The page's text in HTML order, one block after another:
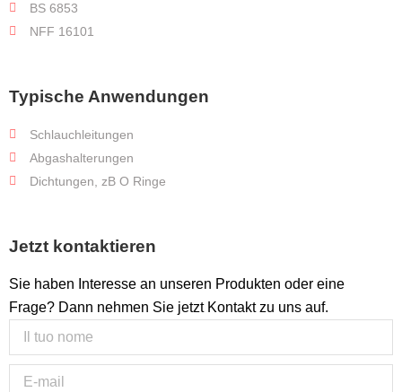
BS 6853
NFF 16101
Typische Anwendungen
Schlauchleitungen
Abgashalterungen
Dichtungen, zB O Ringe
Jetzt kontaktieren
Sie haben Interesse an unseren Produkten oder eine
Frage? Dann nehmen Sie jetzt Kontakt zu uns auf.